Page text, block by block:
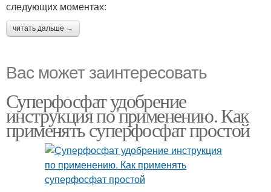
следующих моментах:
читать дальше →
Вас может заинтересовать
Суперфосфат удобрение
инструкция по применению. Как
применять суперфосфат простой